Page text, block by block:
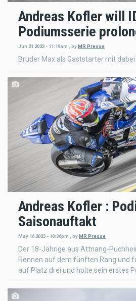
Andreas Kofler will
Podiumsserie
Jun 21 2023 - 11:19am byMR Presse
Bruder Max als Gaststarter mit dabei
Andreas Kofler :
Saisonauftakt
May 16 2023 - 10:36pm byMR Presse
Der 18-Jährige aus Attnang-
Rennen auf dem fünften Rang und
auf Platz drei und holte sein erstes